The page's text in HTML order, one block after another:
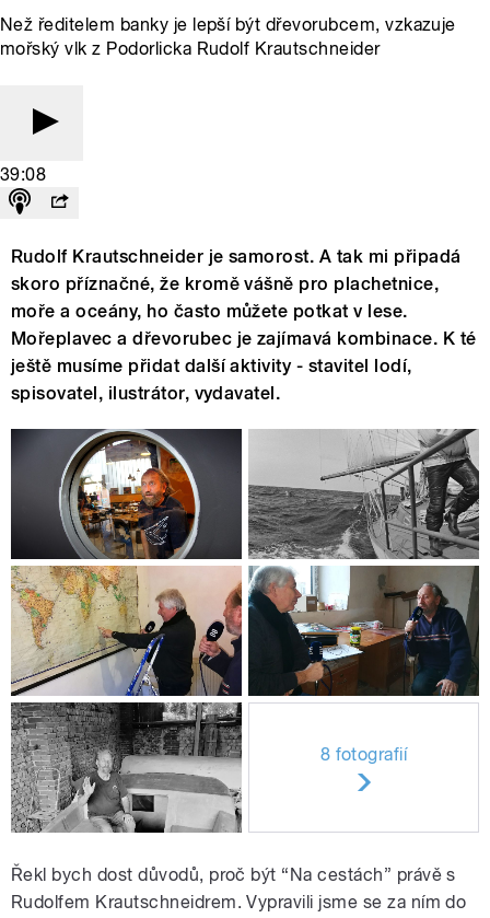
Než ředitelem banky je lepší být dřevorubcem, vzkazuje
mořský vlk z Podorlicka Rudolf Krautschneider
39:08
Rudolf Krautschneider je samorost. A tak mi připadá
skoro příznačné, že kromě vášně pro plachetnice,
moře a oceány, ho často můžete potkat v lese.
Mořeplavec a dřevorubec je zajímavá kombinace. K té
ještě musíme přidat další aktivity - stavitel lodí,
spisovatel, ilustrátor, vydavatel.
8 fotografií
Řekl bych dost důvodů, proč být “Na cestách” právě s
Rudolfem Krautschneidrem. Vypravili jsme se za ním do